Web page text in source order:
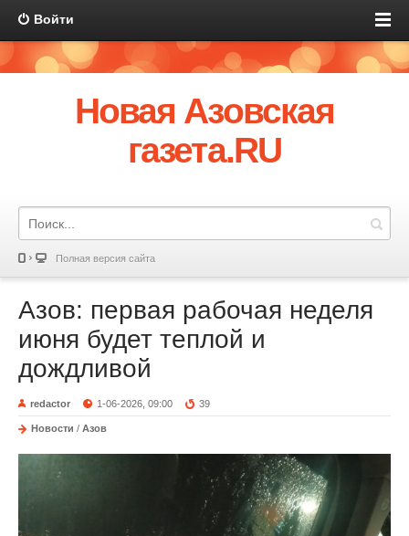
Войти
Новая Азовская
газета.RU
Полная версия сайта
Азов: первая рабочая неделя
июня будет теплой и
дождливой
redactor 1-06-2026, 09:00 39
Новости / Азов